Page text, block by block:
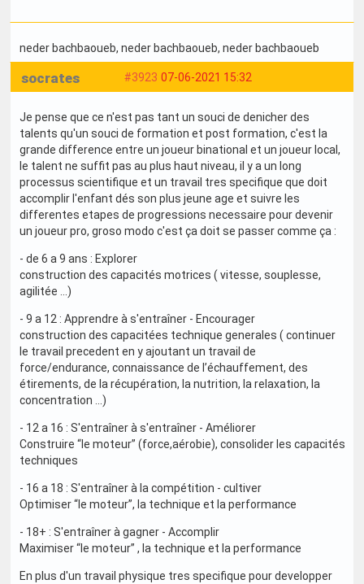
neder bachbaoueb, neder bachbaoueb, neder bachbaoueb
#3923 07-06-2021 15:32
socrates
Je pense que ce n'est pas tant un souci de denicher des
talents qu'un souci de formation et post formation, c'est la
grande difference entre un joueur binational et un joueur local,
le talent ne suffit pas au plus haut niveau, il y a un long
processus scientifique et un travail tres specifique que doit
accomplir l'enfant dés son plus jeune age et suivre les
differentes etapes de progressions necessaire pour devenir
un joueur pro, groso modo c'est ça doit se passer comme ça :
- de 6 a 9 ans : Explorer
construction des capacités motrices ( vitesse, souplesse,
agilitée ...)
- 9 a 12 : Apprendre à s'entraîner - Encourager
construction des capacitées technique generales ( continuer
le travail precedent en y ajoutant un travail de
force/endurance, connaissance de l’échauffement, des
étirements, de la récupération, la nutrition, la relaxation, la
concentration ...)
- 12 a 16 : S'entraîner à s'entraîner - Améliorer
Construire “le moteur” (force,aérobie), consolider les capacités
techniques
- 16 a 18 : S'entraîner à la compétition - cultiver
Optimiser “le moteur”, la technique et la performance
- 18+ : S'entraîner à gagner - Accomplir
Maximiser “le moteur” , la technique et la performance
En plus d'un travail physique tres specifique pour developper